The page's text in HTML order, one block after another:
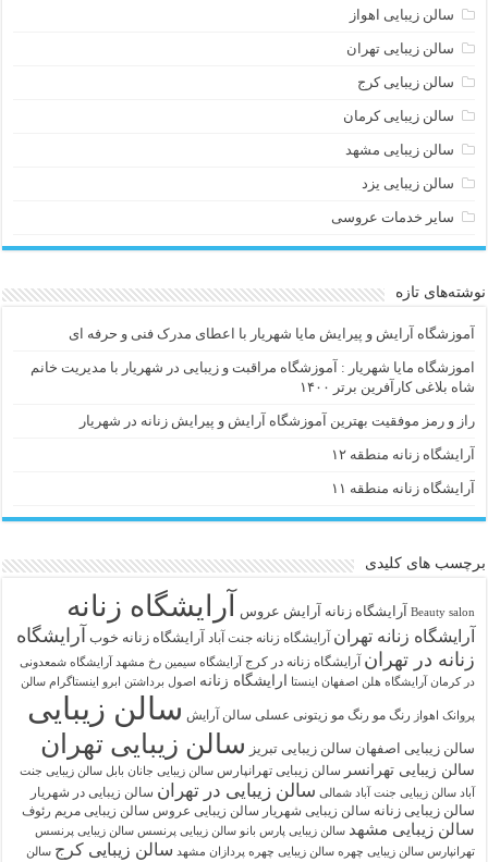
سالن زیبایی اهواز
سالن زیبایی تهران
سالن زیبایی کرج
سالن زیبایی کرمان
سالن زیبایی مشهد
سالن زیبایی یزد
سایر خدمات عروسی
نوشته‌های تازه
آموزشگاه آرایش و پیرایش مایا شهریار با اعطای مدرک فنی و حرفه ای
اموزشگاه مایا شهریار : آموزشگاه مراقبت و زیبایی در شهریار با مدیریت خانم
شاه بلاغی کارآفرین برتر ۱۴۰۰
راز و رمز موفقیت بهترین آموزشگاه آرایش و پیرایش زنانه در شهریار
آرایشگاه زنانه منطقه ۱۲
آرایشگاه زنانه منطقه ۱۱
برچسب های کلیدی
Beauty salon آرايشگاه زنانه آرایش عروس آرایشگاه زنانه
آرایشگاه زنانه تهران آرایشگاه زنانه جنت آباد آرایشگاه زنانه خوب آرایشگاه
زنانه در تهران آرایشگاه زنانه در کرج آرایشگاه سیمین رخ مشهد
آرایشگاه شمعدونی
در کرمان آرایشگاه هلن اصفهان اینستا ارایشگاه زنانه اصول برداشتن ابرو اینستاگرام سالن
پروانک اهواز رنگ مو رنگ مو زیتونی عسلی سالن آرایش سالن زیبایی
سالن زیبایی اصفهان سالن زیبایی تبریز سالن زیبایی تهران
سالن زیبایی تهرانسر سالن زیبایی تهرانپارس سالن زیبایی جانان بابل سالن زیبایی جنت
آباد سالن زیبایی جنت آباد شمالی سالن زیبایی در تهران سالن زیبایی در شهریار
سالن زیبایی زنانه سالن زیبایی شهریار سالن زیبایی عروس سالن زیبایی مریم رئوف
سالن زیبایی مشهد سالن زیبایی پارس بانو سالن زیبایی پرنسس سالن زیبایی پرنسس
تهرانپارس سالن زیبایی چهره سالن زیبایی چهره پردازان مشهد سالن زیبایی کرج سالن